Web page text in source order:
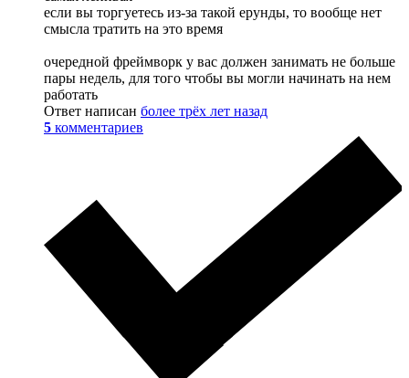
если вы торгуетесь из-за такой ерунды, то вообще нет
смысла тратить на это время
очередной фреймворк у вас должен занимать не больше
пары недель, для того чтобы вы могли начинать на нем
работать
Ответ написан более трёх лет назад
5 комментариев